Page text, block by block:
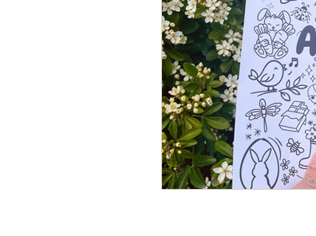
Fin d'année scolaire